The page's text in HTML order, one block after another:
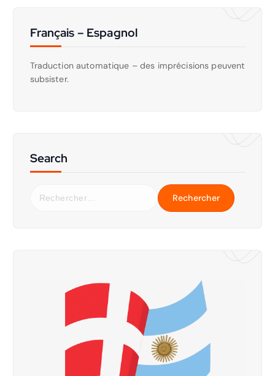
Français – Espagnol
Traduction automatique – des imprécisions peuvent
subsister.
Search